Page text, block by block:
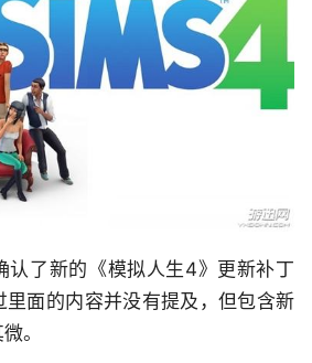
认了新的《模拟人生4》更新补丁
里面的内容并没有提及，但包含新
。